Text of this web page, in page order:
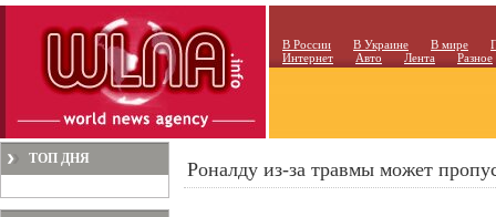
В России В Украине В мире
Интернет
Авто Лента Разное
ТОП ДНЯ Роналду из-за травмы может